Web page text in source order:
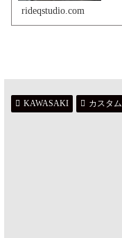
rideqstudio.com
KAWASAKI カスタム